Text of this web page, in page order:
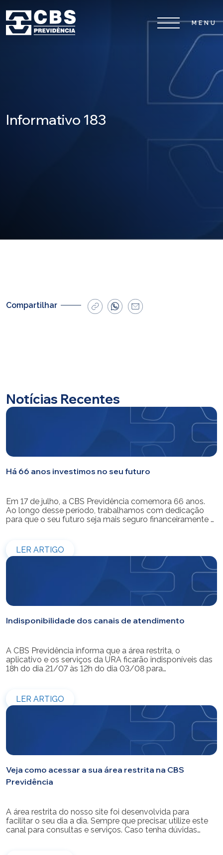
Informativo 183
Compartilhar
Notícias Recentes
Há 66 anos investimos no seu futuro
Em 17 de julho, a CBS Previdência comemora 66 anos.
Ao longo desse período, trabalhamos com dedicação
para que o seu futuro seja mais seguro financeiramente e
eficiência e transparência os recursos dos nossos mais
de 39 mil participantes. Temos […]
LER ARTIGO
Indisponibilidade dos canais de atendimento
A CBS Previdência informa que a área restrita, o
aplicativo e os serviços da URA ficarão indisponíveis das
18h do dia 21/07 às 12h do dia 03/08 para
entre os dias 22/07 e 31/07. Reforçamos que as
simulações e contratações de empréstimos […]
LER ARTIGO
Veja como acessar a sua área restrita na CBS
Previdência
A área restrita do nosso site foi desenvolvida para
facilitar o seu dia a dia. Sempre que precisar, utilize este
canal para consultas e serviços. Caso tenha dúvidas